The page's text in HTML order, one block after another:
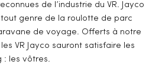
de l’industrie du VR. Jayco
genre de la roulotte de parc
de voyage. Offerts à notre
VR Jayco sauront satisfaire les
: les vôtres.